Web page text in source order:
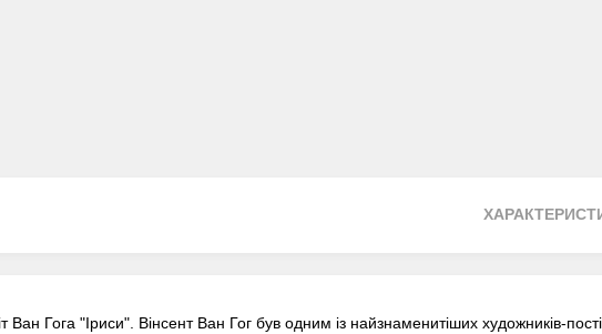
Гога "Іриси". Вінсент Ван Гог був одним із найзнаменитіших художників-